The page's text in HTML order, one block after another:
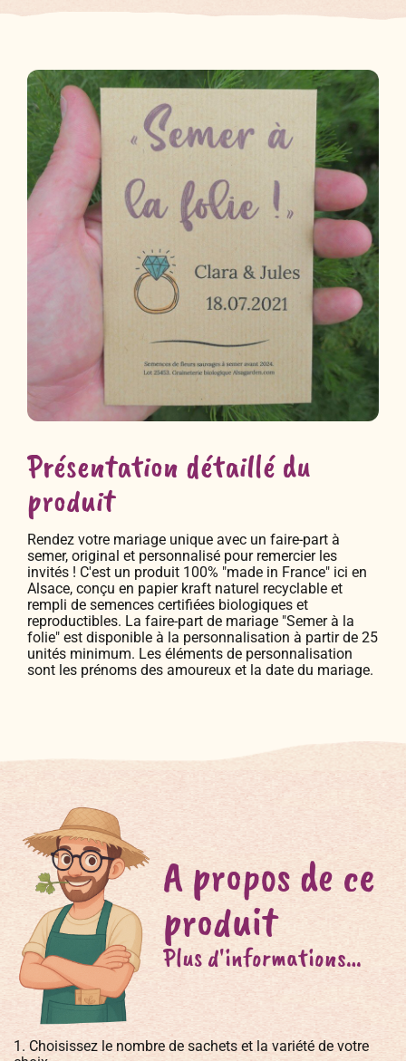
Présentation détaillé du
produit
Rendez votre mariage unique avec un faire-part à
semer, original et personnalisé pour remercier les
invités ! C'est un produit 100% "made in France" ici en
Alsace, conçu en papier kraft naturel recyclable et
rempli de semences certifiées biologiques et
reproductibles. La faire-part de mariage "Semer à la
folie" est disponible à la personnalisation à partir de 25
unités minimum. Les éléments de personnalisation
sont les prénoms des amoureux et la date du mariage.
A propos de ce
produit
Plus d'informations…
1. Choisissez le nombre de sachets et la variété de votre